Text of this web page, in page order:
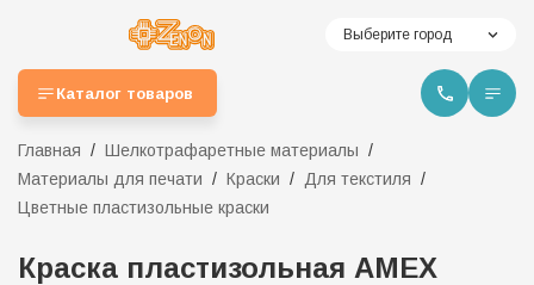
Выберите город
Каталог товаров
Главная
Шелкотрафаретные материалы
Материалы для печати
Краски
Для текстиля
Цветные пластизольные краски
Краска пластизольная AMEX